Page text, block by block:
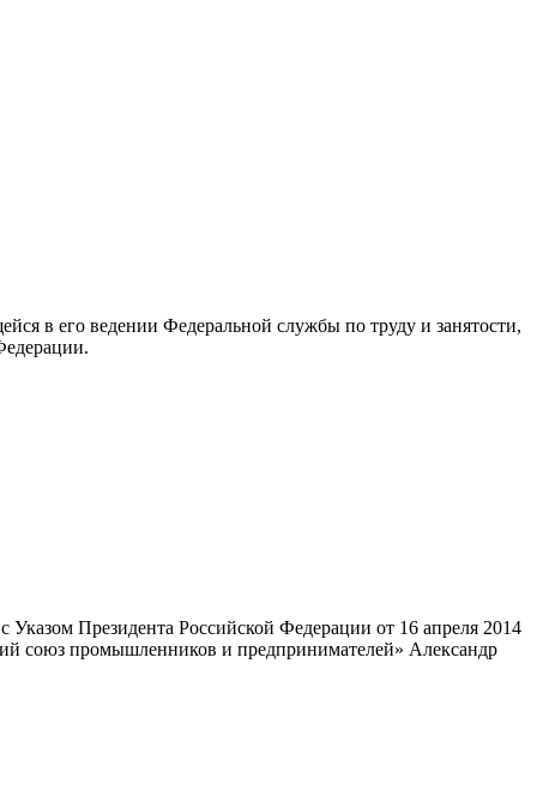
в его ведении Федеральной службы по труду и занятости,
Президента Российской Федерации от 16 апреля 2014
союз промышленников и предпринимателей» Александр